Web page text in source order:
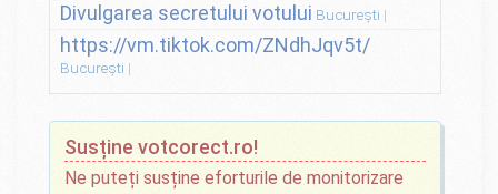
Divulgarea secretului votului București
https://vm.tiktok.com/ZNdhJqv5t/
București
Susține votcorect.ro!
Ne puteți susține eforturile de monitorizare